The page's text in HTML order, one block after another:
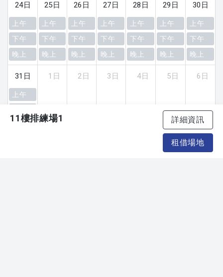
24日
上午
下午
晚上
25日
上午
下午
晚上
26日
上午
下午
晚上
27日
上午
下午
晚上
28日
上午
下午
晚上
29日
上午
下午
晚上
30日
上午
下午
晚上
31日
上午
晚上
1日 2日 3日 4日 5日 6日
11樓排練場1 詳細資訊
租借場地